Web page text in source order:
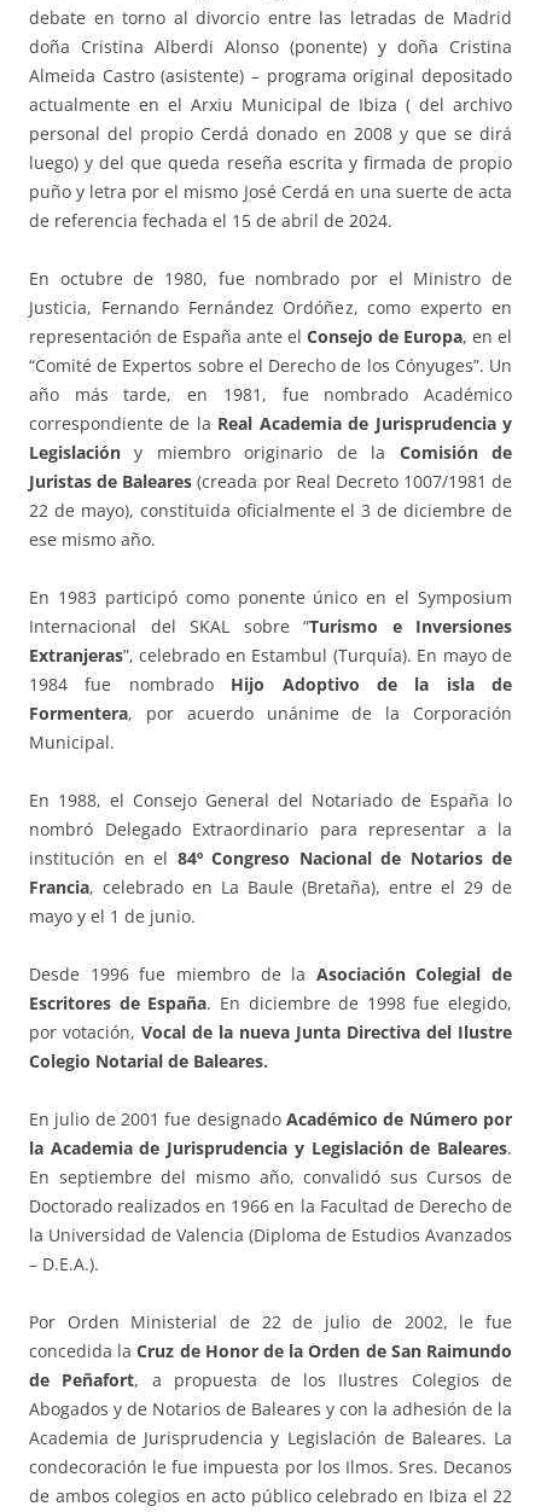
debate en torno al divorcio entre las letradas de Madrid
doña Cristina Alberdi Alonso (ponente) y doña Cristina
Almeida Castro (asistente) – programa original depositado
actualmente en el Arxiu Municipal de Ibiza ( del archivo
personal del propio Cerdá donado en 2008 y que se dirá
luego) y del que queda reseña escrita y firmada de propio
puño y letra por el mismo José Cerdá en una suerte de acta
de referencia fechada el 15 de abril de 2024.
En octubre de 1980, fue nombrado por el Ministro de
Justicia, Fernando Fernández Ordóñez, como experto en
representación de España ante el Consejo de Europa, en el
“Comité de Expertos sobre el Derecho de los Cónyuges”. Un
año más tarde, en 1981, fue nombrado Académico
correspondiente de la Real Academia de Jurisprudencia y
Legislación y miembro originario de la Comisión de
Juristas de Baleares (creada por Real Decreto 1007/1981 de
22 de mayo), constituida oficialmente el 3 de diciembre de
ese mismo año.
En 1983 participó como ponente único en el Symposium
Internacional del SKAL sobre “Turismo e Inversiones
Extranjeras”, celebrado en Estambul (Turquía). En mayo de
1984 fue nombrado Hijo Adoptivo de la isla de
Formentera, por acuerdo unánime de la Corporación
Municipal.
En 1988, el Consejo General del Notariado de España lo
nombró Delegado Extraordinario para representar a la
institución en el 84º Congreso Nacional de Notarios de
Francia, celebrado en La Baule (Bretaña), entre el 29 de
mayo y el 1 de junio.
Desde 1996 fue miembro de la Asociación Colegial de
Escritores de España. En diciembre de 1998 fue elegido,
por votación, Vocal de la nueva Junta Directiva del Ilustre
Colegio Notarial de Baleares.
En julio de 2001 fue designado Académico de Número por
la Academia de Jurisprudencia y Legislación de Baleares.
En septiembre del mismo año, convalidó sus Cursos de
Doctorado realizados en 1966 en la Facultad de Derecho de
la Universidad de Valencia (Diploma de Estudios Avanzados
– D.E.A.).
Por Orden Ministerial de 22 de julio de 2002, le fue
concedida laCruz de Honor de la Orden de San Raimundo
de Peñafort, a propuesta de los Ilustres Colegios de
Abogados y de Notarios de Baleares y con la adhesión de la
Academia de Jurisprudencia y Legislación de Baleares. La
condecoración le fue impuesta por los Ilmos. Sres. Decanos
de ambos colegios en acto público celebrado en Ibiza el 22